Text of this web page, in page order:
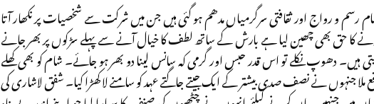
رسم و رواج اور ثقافتی سرگرمیاں مدھم ہو گئی ہیں جن میں شرکت سے شخصیات پر نکھار آتا
حق بھی چھین لیا ہے بارش کے ساتھ لطف کا خیال آنے سے پہلے سڑکوں پر بھر جانے
دیتی ہیں۔ دھوپ نکلے تو اس قدر حبس اور گرمی کہ سانس لینا دو بھر ہو جائے۔ شام کو بھی کھلے
ملا جنہوں نے نصف صدی بیشتر کے ایک جیتے جاگتے عہد کو سامنے لا کھڑا کیا۔ شفق لاشاری کی